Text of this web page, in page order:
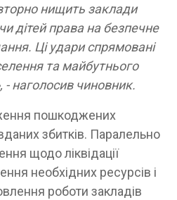
нищить заклади
дітей права на безпечне
Ці удари спрямовані
та майбутнього
- наголосив чиновник.
пошкоджених
збитків. Паралельно
щодо ліквідації
необхідних ресурсів і
роботи закладів